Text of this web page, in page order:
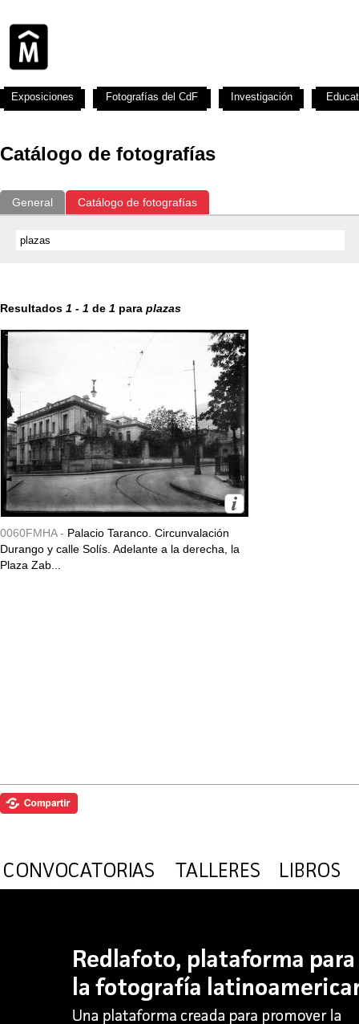
Catálogo de fotografías
General Catálogo de fotografías
Resultados 1 - 1 de 1 para plazas
0060FMHA - Palacio Taranco. Circunvalación
Durango y calle Solís. Adelante a la derecha, la
Plaza Zab...
Exposiciones Fotografías del CdF Investigación